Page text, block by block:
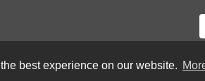
best experience on our website.